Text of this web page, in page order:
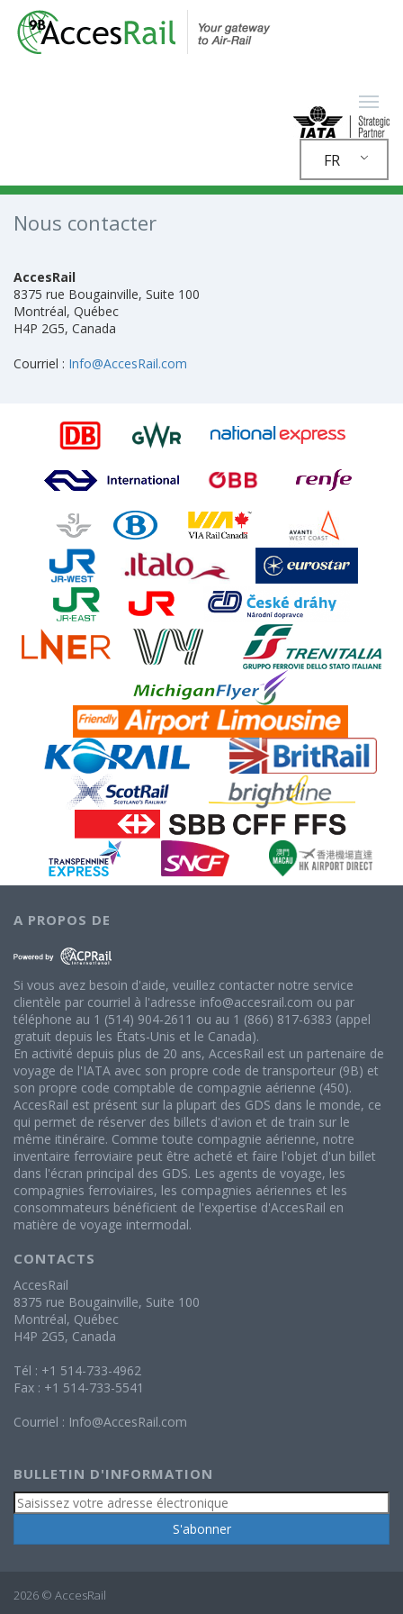
FR
Nous contacter
AccesRail
8375 rue Bougainville, Suite 100
Montréal, Québec
H4P 2G5, Canada
Courriel : Info@AccesRail.com
A PROPOS DE
Si vous avez besoin d'aide, veuillez contacter notre service
clientèle par courriel à l'adresse info@accesrail.com ou par
téléphone au 1 (514) 904-2611 ou au 1 (866) 817-6383 (appel
gratuit depuis les États-Unis et le Canada).
En activité depuis plus de 20 ans, AccesRail est un partenaire de
voyage de l'IATA avec son propre code de transporteur (9B) et
son propre code comptable de compagnie aérienne (450).
AccesRail est présent sur la plupart des GDS dans le monde, ce
qui permet de réserver des billets d'avion et de train sur le
même itinéraire. Comme toute compagnie aérienne, notre
inventaire ferroviaire peut être acheté et faire l'objet d'un billet
dans l'écran principal des GDS. Les agents de voyage, les
compagnies ferroviaires, les compagnies aériennes et les
consommateurs bénéficient de l'expertise d'AccesRail en
matière de voyage intermodal.
CONTACTS
AccesRail
8375 rue Bougainville, Suite 100
Montréal, Québec
H4P 2G5, Canada
Tél : +1 514-733-4962
Fax : +1 514-733-5541
Courriel : Info@AccesRail.com
BULLETIN D'INFORMATION
2026 © AccesRail